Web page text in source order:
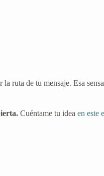
ruta de tu mensaje. Esa
Cuéntame tu idea en este